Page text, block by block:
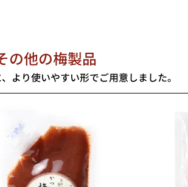
の他の梅製品
より使いやすい形でご用意しました。